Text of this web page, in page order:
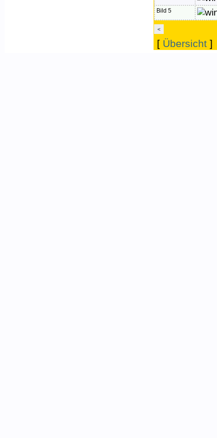
Bild 5
<
[ Übersicht